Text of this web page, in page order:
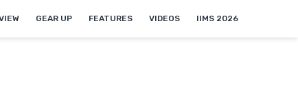
GEAR UP FEATURES VIDEOS IIMS 2026